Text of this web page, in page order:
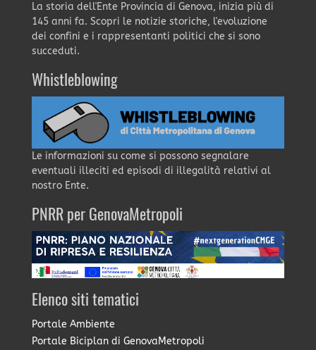
La storia dell'Ente Provincia di Genova, inizia più di
145 anni fa. Scopri le notizie storiche, l'evoluzione
dei confini e i rappresentanti politici che si sono
succeduti.
Whistleblowing
Le informazioni su come si possono segnalare
eventuali illeciti ed episodi di illegalità relativi al
nostro Ente.
PNRR per GenovaMetropoli
Elenco siti tematici
Portale Ambiente
Portale Biciplan di GenovaMetropoli